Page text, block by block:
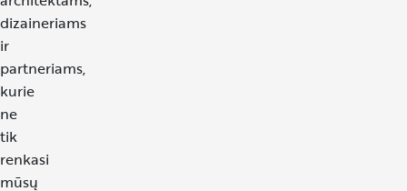
dizaineriams
ir
partneriams,
kurie
ne
tik
renkasi
mūsų